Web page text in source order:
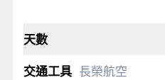
長榮航空